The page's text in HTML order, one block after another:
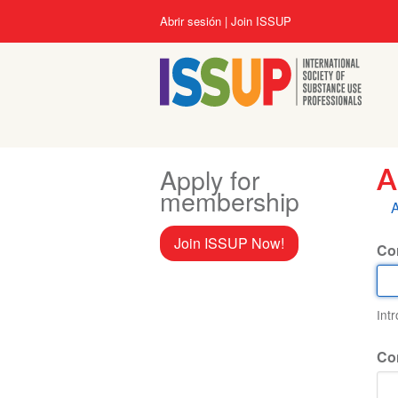
User
account
menu
Abrir sesión Join ISSUP
Apply for
membership
Join ISSUP Now!